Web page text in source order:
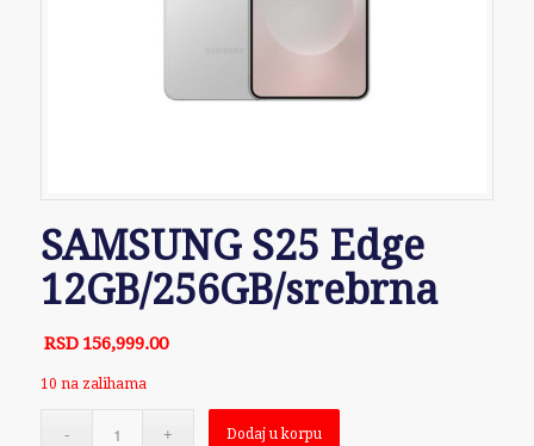
SAMSUNG S25 Edge
12GB/256GB/srebrna
RSD 156,999.00
10 na zalihama
Dodaj u korpu